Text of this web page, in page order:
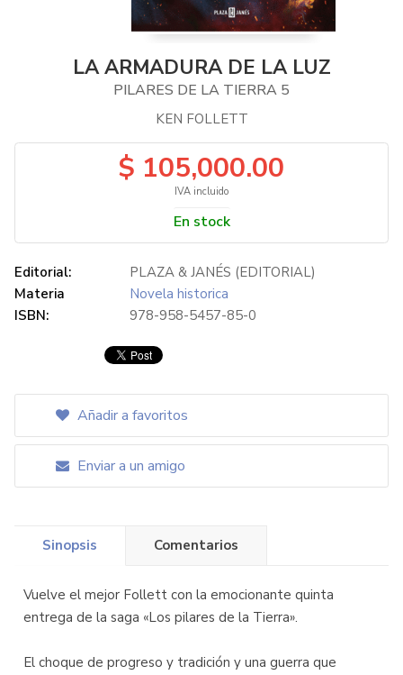
LA ARMADURA DE LA LUZ
PILARES DE LA TIERRA 5
KEN FOLLETT
$ 105,000.00
IVA incluido
En stock
Editorial:
PLAZA & JANÉS (EDITORIAL)
Materia
Novela historica
ISBN:
978-958-5457-85-0
Añadir a favoritos
Enviar a un amigo
Sinopsis Comentarios
Vuelve el mejor Follett con la emocionante quinta
entrega de la saga «Los pilares de la Tierra».
El choque de progreso y tradición y una guerra que